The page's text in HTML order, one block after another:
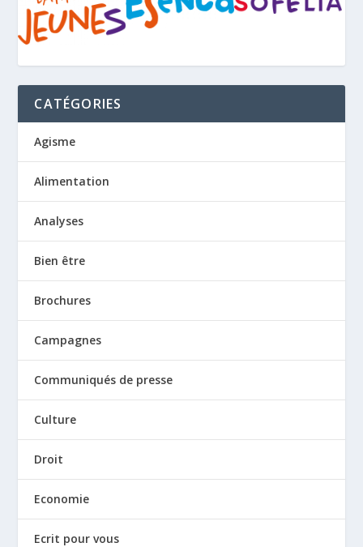
CATÉGORIES
Agisme
Alimentation
Analyses
Bien être
Brochures
Campagnes
Communiqués de presse
Culture
Droit
Economie
Ecrit pour vous